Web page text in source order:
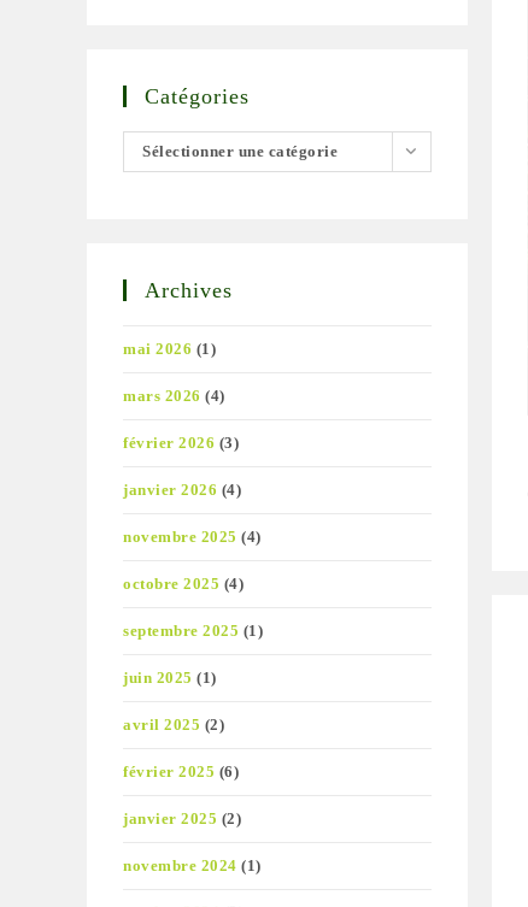
Catégories
Catégories
Sélectionner une catégorie
Archives
mai 2026 (1)
mars 2026 (4)
février 2026 (3)
janvier 2026 (4)
novembre 2025 (4)
octobre 2025 (4)
septembre 2025 (1)
juin 2025 (1)
avril 2025 (2)
février 2025 (6)
janvier 2025 (2)
novembre 2024 (1)